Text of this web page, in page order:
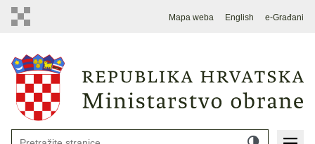
Mapa weba English e-Građani